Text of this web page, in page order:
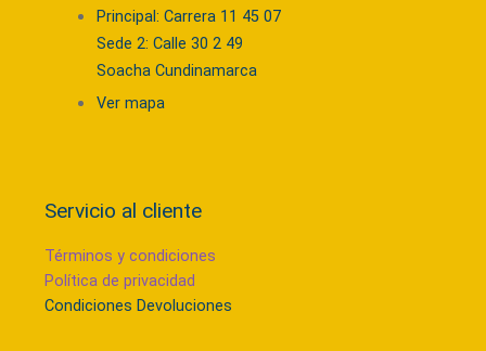
Principal: Carrera 11 45 07
Sede 2: Calle 30 2 49
Soacha Cundinamarca
Ver mapa
Servicio al cliente
Términos y condiciones
Política de privacidad
Condiciones Devoluciones